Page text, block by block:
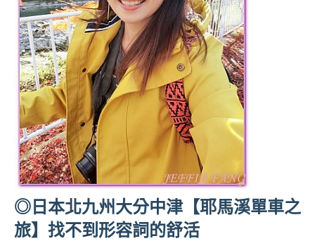
旅
遊、
達
人
帶
路、
旅
遊
節
目
來
賓、
News
金
◎日本北九州大分中津【耶馬溪單車之
旅】找不到形容詞的舒活